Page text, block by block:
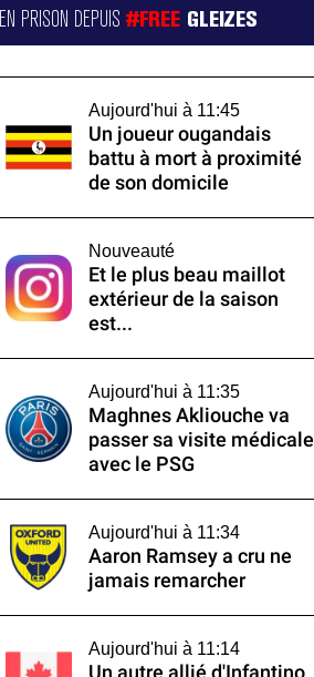
EN PRISON DEPUIS#FREE GLEIZES
Aujourd'hui à 11:45
Un joueur ougandais
battu à mort à proximité
de son domicile
Nouveauté
Et le plus beau maillot
extérieur de la saison
est...
Aujourd'hui à 11:35
Maghnes Akliouche va
passer sa visite médicale
avec le PSG
Aujourd'hui à 11:34
Aaron Ramsey a cru ne
jamais remarcher
Aujourd'hui à 11:14
Un autre allié d'Infantino